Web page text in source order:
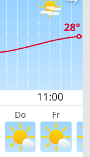
Do Fr